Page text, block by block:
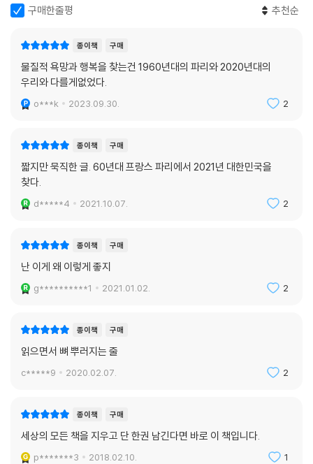
구매한줄평 추천순
종이책 구매
물질적 욕망과 행복을 찾는건 1960년대의 파리와 2020년대의
우리와 다를게없었다.
o***k 2023.09.30. 2
종이책 구매
짧지만 묵직한 글. 60년대 프랑스 파리에서 2021년 대한민국을
찾다.
d*****4 2021.10.07. 2
종이책 구매
난 이게 왜 이렇게 좋지
g**********1 2021.01.02. 2
종이책 구매
읽으면서 뼈 뿌러지는 줄
c*****9 2020.02.07. 2
종이책 구매
세상의 모든 책을 지우고 단 한권 남긴다면 바로 이 책입니다.
p*******3 2018.02.10. 1